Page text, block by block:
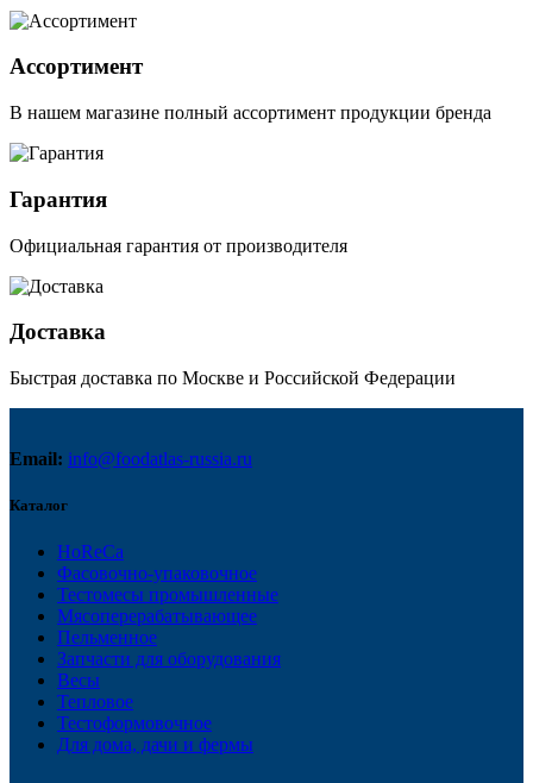
Ассортимент
В нашем магазине полный ассортимент продукции бренда
Гарантия
Официальная гарантия от производителя
Доставка
Быстрая доставка по Москве и Российской Федерации
Email: info@foodatlas-russia.ru
Каталог
HoReCa
Фасовочно-упаковочное
Тестомесы промышленные
Мясоперерабатывающее
Пельменное
Запчасти для оборудования
Весы
Тепловое
Тестоформовочное
Для дома, дачи и фермы